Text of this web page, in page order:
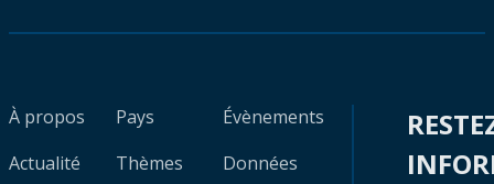
À propos
Actualité
Pays
Thèmes
Évènements
Données